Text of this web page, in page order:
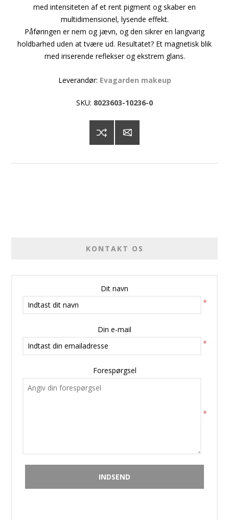
med intensiteten af et rent pigment og skaber en
multidimensionel, lysende effekt.
Påføringen er nem og jævn, og den sikrer en langvarig
holdbarhed uden at tvære ud. Resultatet? Et magnetisk blik
med iriserende reflekser og ekstrem glans.
Leverandør: Evagarden makeup
SKU: 8023603-10236-0
KONTAKT OS
Dit navn
*
Din e-mail
*
Forespørgsel
*